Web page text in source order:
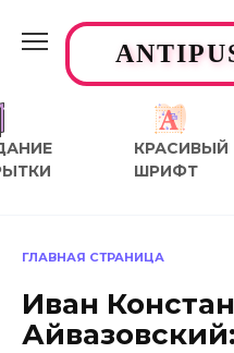
содержанию
КРАСИВЫЙ
ШРИФТ
ГЛАВНАЯ СТРАНИЦА
Иван